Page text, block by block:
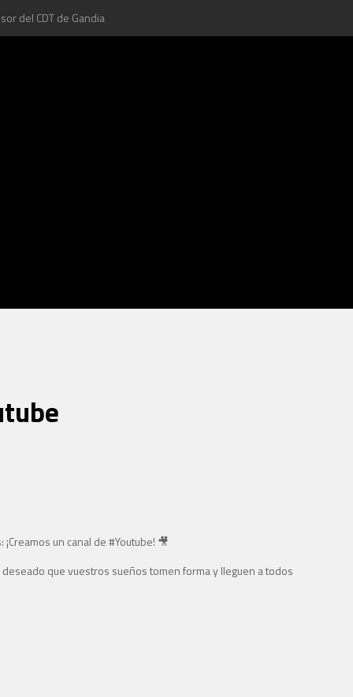
del CDT de Gandia
un canal de #Youtube! 🎥
que vuestros sueños tomen forma y lleguen a todos